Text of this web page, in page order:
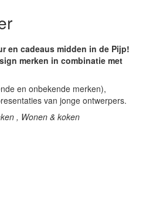
en cadeaus midden in de Pijp!
merken in combinatie met
en onbekende merken),
van jonge ontwerpers.
, Wonen & koken